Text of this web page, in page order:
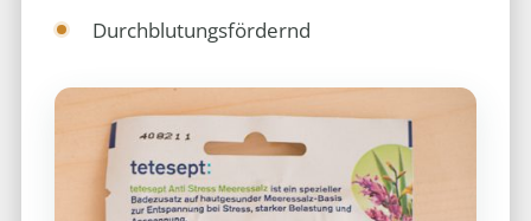
Durchblutungsfördernd